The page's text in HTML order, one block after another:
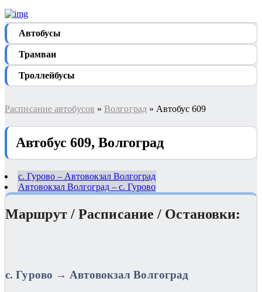
Автобуcы
Трамваи
Троллейбусы
Расписание автобусов » Волгоград » Автобус 609
Автобус 609, Волгоград
с. Гурово – Автовокзал Волгоград
Автовокзал Волгоград – с. Гурово
Маршрут / Расписание / Остановки:
с. Гурово → Автовокзал Волгоград